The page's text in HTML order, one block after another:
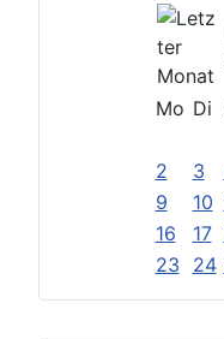
Mo Di
2
3
9
10
16
17
23
24